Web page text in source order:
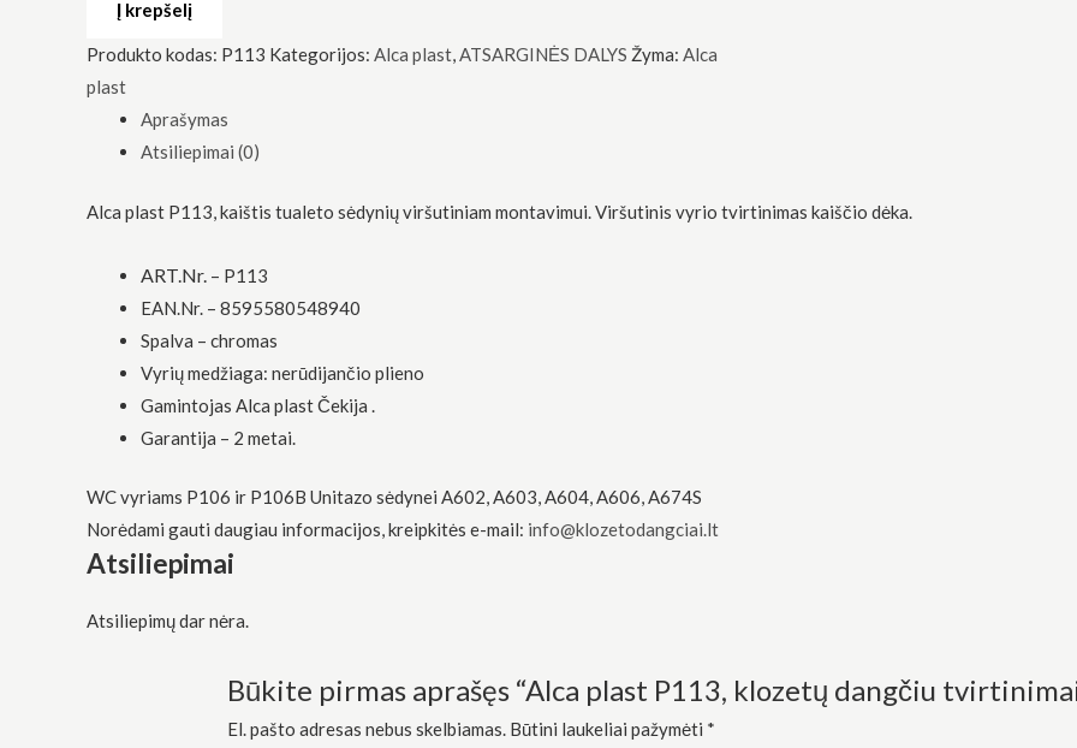
Į krepšelį
Produkto kodas: P113 Kategorijos: Alca plast,ATSARGINĖS DALYS Žyma: Alca
plast
Aprašymas
Atsiliepimai (0)
Alca plast P113, kaištis tualeto sėdynių viršutiniam montavimui. Viršutinis vyrio tvirtinimas kaiščio dėka.
ART.Nr. – P113
EAN.Nr. – 8595580548940
Spalva – chromas
Vyrių medžiaga: nerūdijančio plieno
Gamintojas Alca plast Čekija .
Garantija – 2 metai.
WC vyriams P106 ir P106B Unitazo sėdynei A602, A603, A604, A606, A674S
Norėdami gauti daugiau informacijos, kreipkitės e-mail: info@klozetodangciai.lt
Atsiliepimai
Atsiliepimų dar nėra.
Būkite pirmas aprašęs “Alca plast P113, klozetų dangčiu
El. pašto adresas nebus skelbiamas. Būtini laukeliai pažymėti *
funkcionalumą
svetainė yra
geriau jūsų
metu. Jei
atsisakysite
funkcijos iš